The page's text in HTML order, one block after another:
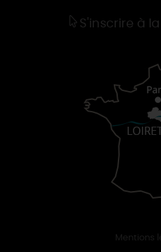
S'inscrire à
Mentions